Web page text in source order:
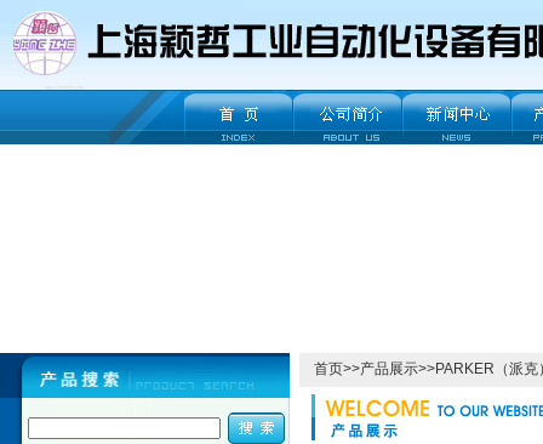
首页>>产品展示>>PARKER（派克